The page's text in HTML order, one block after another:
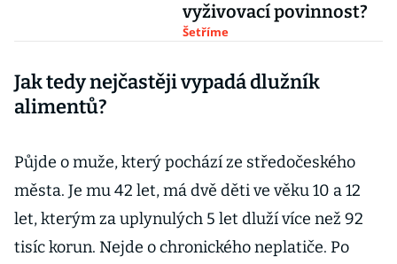
vyživovací povinnost?
Šetříme
Jak tedy nejčastěji vypadá dlužník
alimentů?
Půjde o muže, který pochází ze středočeského
města. Je mu 42 let, má dvě děti ve věku 10 a 12
let, kterým za uplynulých 5 let dluží více než 92
tisíc korun. Nejde o chronického neplatiče. Po